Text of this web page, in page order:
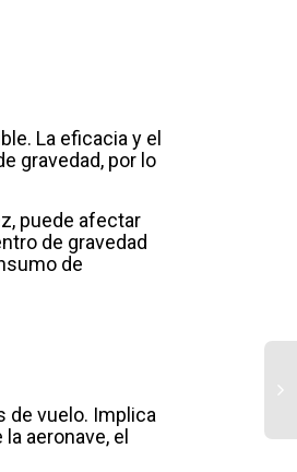
La eficacia y el
gravedad, por lo
puede afectar
de gravedad
de
de vuelo. Implica
aeronave, el